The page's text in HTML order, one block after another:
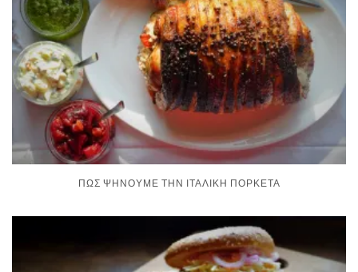
ΠΏΣ ΨΉΝΟΥΜΕ ΤΗΝ ΙΤΑΛΙΚΉ ΠΟΡΚΈΤΑ